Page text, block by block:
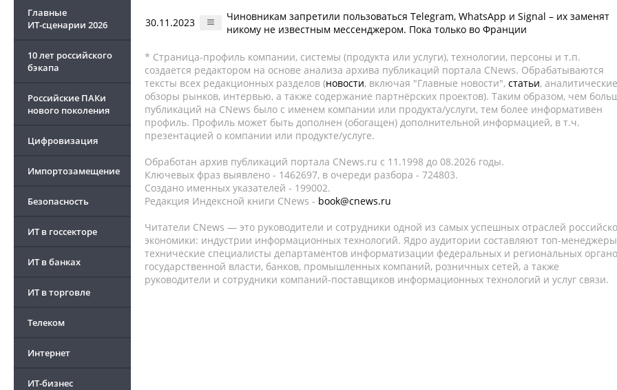
Главные
ИТ-сценарии 2026
10 лет российского
бэкапа
Российские ПАКи
нового поколения
Цифровизация
Импортозамещение
Безопасность
ИТ в госсекторе
ИТ в банках
ИТ в торговле
Телеком
Интернет
ИТ-бизнес
30.11.2023
Чиновникам запретили пользоваться Telegram, WhatsApp и Signal – их заменят
никому не известным мессенджером. Пока только во Франции
* Страница-профиль компании, системы (продукта или услуги), технологии, персоны и т.п.
создается редактором на основе анализа архива публикаций портала CNews. Обрабатываются
тексты всех редакционных разделов (новости, включая "Главные новости", статьи, аналитические
обзоры рынков, интервью, а также содержание партнёрских проектов). Таким образом, чем
публикаций на CNews было с именем компании или продукта/услуги, тем более информативен
профиль. Профиль может быть дополнен (обогащен) дополнительной информацией, в т.ч.
презентацией о компании или продукте/услуге.
Обработан архив публикаций портала CNews.ru c 11.1998 до 08.2026 годы.
Ключевых фраз выявлено - 1462697, в очереди разбора - 724803.
Создано именных указателей - 199002.
Редакция Индексной книги CNews - book@cnews.ru
Читатели CNews — это руководители и сотрудники одной из самых успешных отраслей
экономики: индустрии информационных технологий. Ядро аудитории составляют топ-
технические специалисты департаментов информатизации федеральных и региональных
государственной власти, банков, промышленных компаний, розничных сетей, а также
руководители и сотрудники компаний-поставщиков информационных технологий и услуг связи.